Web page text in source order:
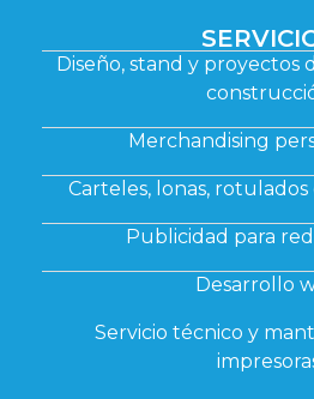
Diseño, stand y proyectos
Merchandising
Carteles, lonas,
Publicidad para
Desarrollo
Servicio técnico y